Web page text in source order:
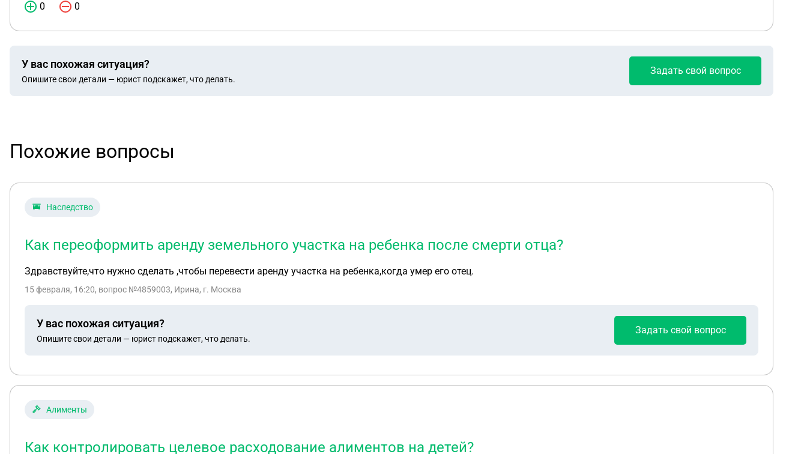
0 0
У вас похожая ситуация?
Опишите свои детали — юрист подскажет, что делать.
Задать свой вопрос
Похожие вопросы
Наследство
Как переоформить аренду земельного участка на ребенка после смерти отца?
Здравствуйте,что нужно сделать ,чтобы перевести аренду участка на ребенка,когда умер его отец.
15 февраля, 16:20, вопрос №4859003, Ирина, г. Москва
У вас похожая ситуация?
Опишите свои детали — юрист подскажет, что делать.
Задать свой вопрос
Алименты
Как контролировать целевое расходование алиментов на детей?